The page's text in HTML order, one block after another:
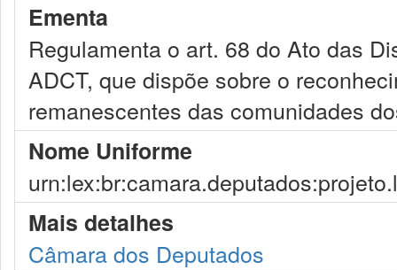
Ementa
Regulamenta o art. 68 do Ato das
ADCT, que dispõe sobre o
remanescentes das comunidades
Nome Uniforme
Mais detalhes
Câmara dos Deputados